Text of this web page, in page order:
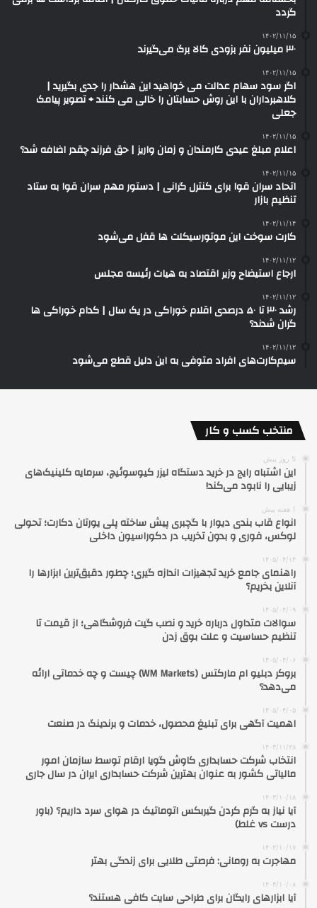
گردد
۱۴۰۲/۱۱/۱۵
۳۰ میلیون نفر بزودی کالا برگ می‌گیرند
۱۴۰۲/۱۱/۱۵
اگر سود سهام عدالت می خواهید این هشدار را جدی بگیرید |
کلاهبرداران با این روش حسابتان را خالی می کنند + تصویر پیامک
جعلی
۱۴۰۲/۱۱/۱۵
اعلام مبلغ عیدی کارمندان و زمان واریز | حق فرزند چقدر اضافه شد؟
۱۴۰۲/۱۱/۱۵
اتحاد سران قوا برای کنترل گرانی | دستور مهم سران قوا به ستاد
تنظیم بازار
۱۴۰۲/۱۱/۱۴
کارت سوخت این موتورسیکلت ها قفل می‌شود
۱۴۰۲/۱۱/۱۲
ارجاع استیضاح وزیر اقتصاد به هیات رئیسه مجلس
۱۴۰۲/۱۱/۱۲
رشد ۳۰ تا ۵۰ درصدی اقلام خوراکی در یک سال | کدام خوراکی‌ ها
گران شدند؟
۱۴۰۲/۱۱/۱۲
سیم‌کارت‌های افراد متوفی به این دلیل قطع می‌شود
منتخب کسب و کار
5 روز پیش
این اشتباه رایج در خرید دستگاه لیزر کیوسوئیچ، سرمایه کلینیک‌های
زیبایی را نابود می‌کند!
1 هفته پیش
انواع قاب بندی دیوار با گچبری پیش ساخته پلی یورتان دکارت؛ تحولی
لوکس، فوری و بدون تخریب در دکوراسیون داخلی
۱۴۰۵/۰۴/۱۴
راهنمای جامع خرید تجهیزات اندازه گیری؛ چطور دقیق‌ترین ابزارها را
آنلاین بخریم؟
۱۴۰۵/۰۴/۰۹
سوالات متداول درباره خرید و نصب گیت فروشگاهی؛ از قیمت تا
تنظیم حساسیت و علت بوق زدن
۱۴۰۵/۰۴/۰۶
بروکر دبلیو ام مارکتس (WM Markets) چیست و چه خدماتی ارائه
می‌دهد؟
۱۴۰۵/۰۴/۰۵
اهمیت آگهی برای تبلیغ محصول، خدمات و برندینگ در صنعت
۱۴۰۳/۱۱/۲۸
انتخاب شرکت حسابداری کاوش گویا ارقام توسط سازمان امور
مالیاتی کشور به عنوان بهترین شرکت حسابداری ایران در سال جاری
۱۴۰۳/۱۰/۱۸
آیا نیاز به گرم کردن گیربکس اتوماتیک در هوای سرد داریم؟ (باور
درست vs غلط)
۱۴۰۳/۱۰/۱۷
مهاجرت به رومانی: فرصتی طلایی برای زندگی بهتر
۱۴۰۴/۱۰/۰۸
آیا ابزارهای رایگان برای طراحی سایت کافی هستند؟